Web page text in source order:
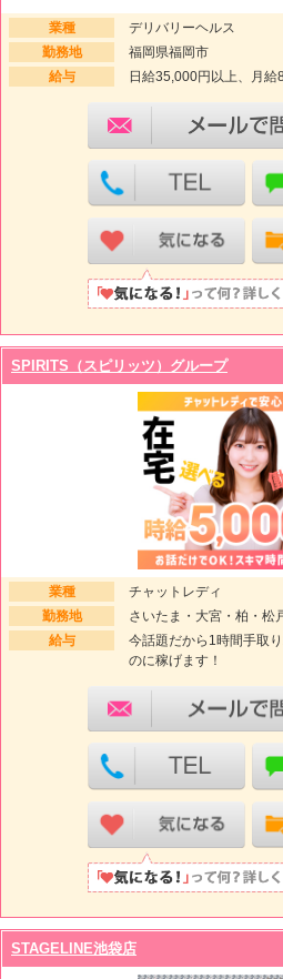
業種
デリバリーヘルス
勤務地
福岡県福岡市
給与
日給35,000円以上、月
SPIRITS（スピリッツ）グループ
業種
チャットレディ
勤務地
さいたま・大宮・柏・
給与
今話題だから1時間手取
のに稼げます！
STAGELINE池袋店